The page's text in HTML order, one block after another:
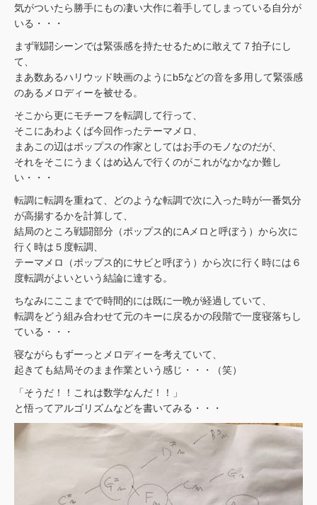
気がついたら勝手にもの凄い大作に着手してしまっている自分が
いる・・・
まず戦闘シーンでは緊張感を持たせるために敢えて７拍子にし
て、
まあ数あるハリウッド映画のようにb5などの音を多用して緊張感
のあるメロディーを被せる。
そこから更にモチーフを転調して行って、
そこにあわよくば今回作ったテーマメロ、
まあこの辺はポップスの作家としてはお手のモノなのだが、
それをそこにうまくはめ込んで行くのがこれがなかなか難し
い・・・
転調に転調を重ねて、どのような転調で次に入った時が一番気分
が高揚するかを計算して、
結局のところ戦闘部分（ポップス的にAメロと呼ぼう）から次に
行く時は５度転調、
テーマメロ（ポップス的にサビと呼ぼう）から次に行く時には６
度転調がよいという結論に達する。
ちなみにここまでで時間的には既に一晩が経過していて、
転調をどう組み合わせて元のキーに戻るかの段階で一度寝落ちし
ている・・・
寝ながらもずーっとメロディーを考えていて、
起きても結局そのまま作業という感じ・・・（笑）
「そうだ！！これは数学なんだ！！」
と悟ってアルゴリズムなどを書いてみる・・・